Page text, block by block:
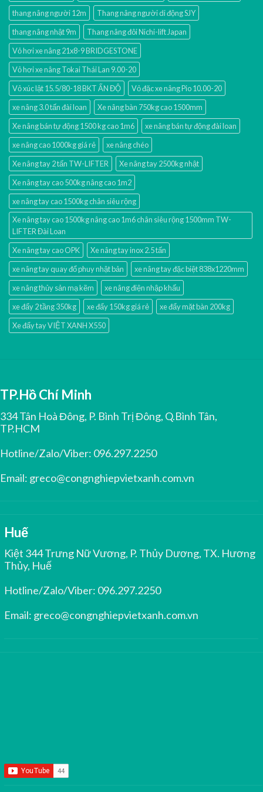
thang nâng người 12m
Thang nâng người di động SJY
thang nâng nhật 9m
Thang nâng đôi Nichi-lift Japan
Vỏ hơi xe nâng 21x8-9 BRIDGESTONE
Vỏ hơi xe nâng Tokai Thái Lan 9.00-20
Vỏ xúc lật 15.5/80-18 BKT ẤN ĐỘ
Vỏ đặc xe nâng Pio 10.00-20
xe nâng 3.0 tấn đài loan
Xe nâng bàn 750kg cao 1500mm
Xe nâng bán tự động 1500 kg cao 1m6
xe nâng bán tự động đài loan
xe nâng cao 1000kg giá rẻ
xe nâng chéo
Xe nâng tay 2 tấn TW-LIFTER
Xe nâng tay 2500kg nhật
Xe nâng tay cao 500kg nâng cao 1m2
xe nâng tay cao 1500kg chân siêu rộng
Xe nâng tay cao 1500kg nâng cao 1m6 chân siêu rộng 1500mm TW-
LIFTER Đài Loan
Xe nâng tay cao OPK
Xe nâng tay inox 2.5 tấn
xe nâng tay quay đổ phuy nhật bản
xe nâng tay đặc biệt 838x1220mm
xe nâng thủy sản mạ kẽm
xe nâng điện nhập khấu
xe đẩy 2 tầng 350kg
xe đẩy 150kg giá rẻ
xe đẩy mặt bàn 200kg
Xe đẩy tay VIỆT XANH X550
TP.Hồ Chí Minh
334 Tân Hoà Đông, P. Bình Trị Đông, Q.Bình Tân,
TP.HCM
Hotline/Zalo/Viber: 096.297.2250
Email: greco@congnghiepvietxanh.com.vn
Huế
Kiệt 344 Trưng Nữ Vương, P. Thủy Dương, TX. Hương
Thủy, Huế
Hotline/Zalo/Viber: 096.297.2250
Email: greco@congnghiepvietxanh.com.vn